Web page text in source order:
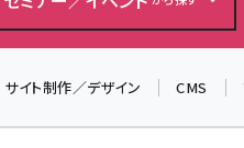
サイト制作／デザイン CMS
▼